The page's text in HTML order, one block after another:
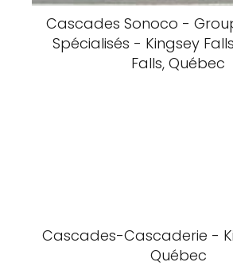
Cascades Sonoco -
Spécialisés - Kingsey
Falls, Québec
Cascades-Cascaderie -
Québec